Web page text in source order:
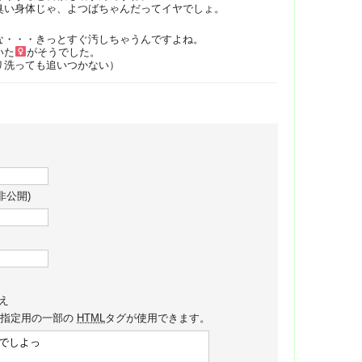
身体じゃ、よつばちゃんだってイヤでしょ。
・・きっとすぐ汚しちゃうんですよね。
た
がそうでした。
っても追いつかない）
公開)
定用の一部の HTMLタグが使用できます。